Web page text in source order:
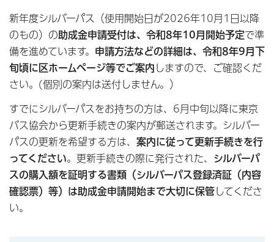
新年度シルバーパス（使用開始日が2026年10月1日以降
のもの）の助成金申請受付は、令和8年10月開始予定で準
備を進めています。 申請方法などの詳細は、令和8年9月下
旬頃に区ホームページ等でご案内 しますので、ご確認くだ
さい。(個別の案内は送付しません。）
すでにシルバーパスをお持ちの方は、6月中旬以降に東京
バス協会から更新手続きの案内が郵送されます。シルバー
パスの更新を希望する方は、 案内に従って更新手続きを行
ってください。更新手続きの際に発行された、 シルバーパ
スの購入額を証明する書類（シルバーパス登録済証（内容
確認票）等）は助成金申請開始まで大切に保管してくださ
い。